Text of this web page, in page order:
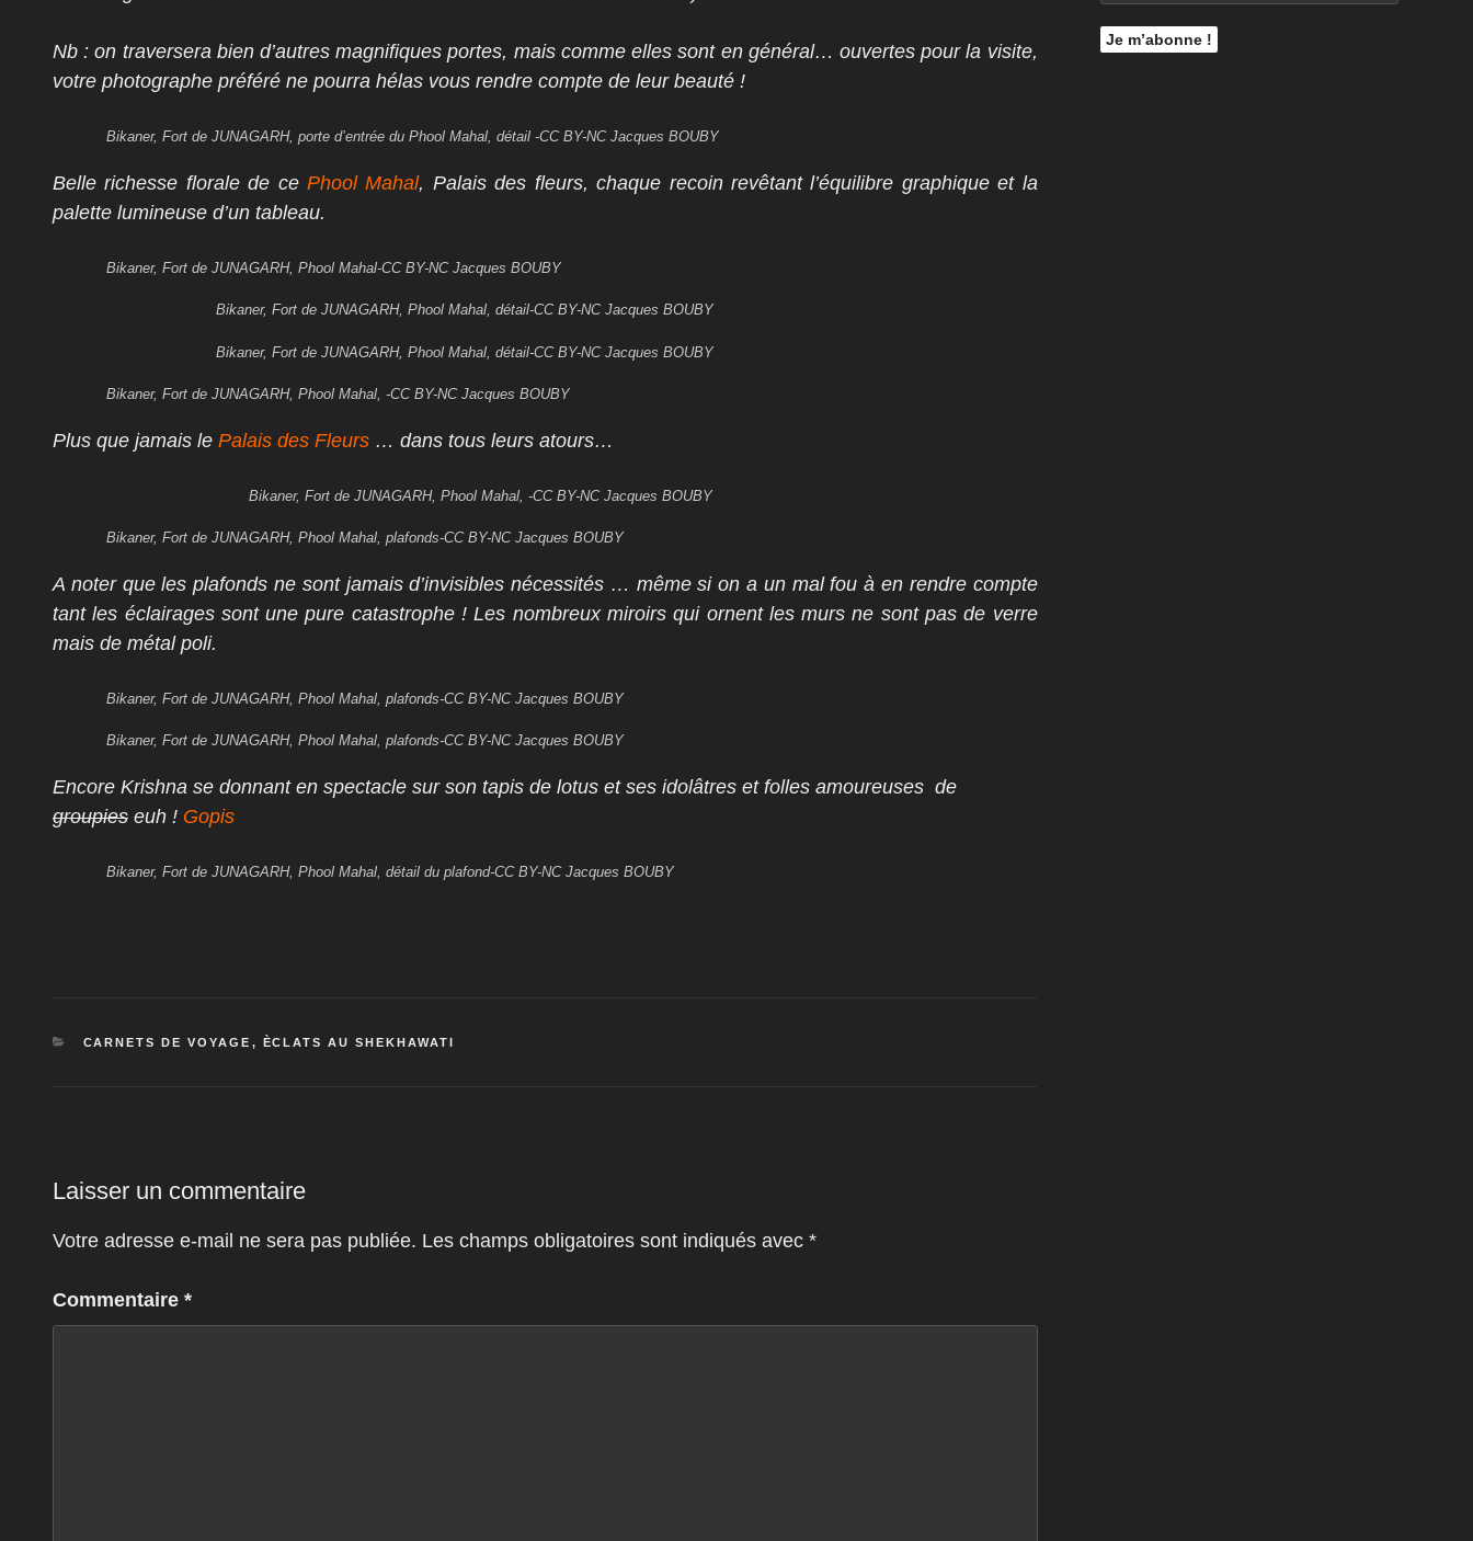
Nb : on traversera bien d’autres magnifiques portes, mais comme elles sont en général… ouvertes pour la visite,
votre photographe préféré ne pourra hélas vous rendre compte de leur beauté !
Bikaner, Fort de JUNAGARH, porte d’entrée du Phool Mahal, détail -CC BY-NC Jacques BOUBY
Belle richesse florale de cePhool Mahal, Palais des fleurs, chaque recoin revêtant l’équilibre graphique et la
palette lumineuse d’un tableau.
Bikaner, Fort de JUNAGARH, Phool Mahal-CC BY-NC Jacques BOUBY
Bikaner, Fort de JUNAGARH, Phool Mahal, détail-CC BY-NC Jacques BOUBY
Bikaner, Fort de JUNAGARH, Phool Mahal, détail-CC BY-NC Jacques BOUBY
Bikaner, Fort de JUNAGARH, Phool Mahal, -CC BY-NC Jacques BOUBY
Plus que jamais le Palais des Fleurs … dans tous leurs atours…
Bikaner, Fort de JUNAGARH, Phool Mahal, -CC BY-NC Jacques BOUBY
Bikaner, Fort de JUNAGARH, Phool Mahal, plafonds-CC BY-NC Jacques BOUBY
A noter que les plafonds ne sont jamais d’invisibles nécessités … même si on a un mal fou à en rendre compte
tant les éclairages sont une pure catastrophe ! Les nombreux miroirs qui ornent les murs ne sont pas de verre
mais de métal poli.
Bikaner, Fort de JUNAGARH, Phool Mahal, plafonds-CC BY-NC Jacques BOUBY
Bikaner, Fort de JUNAGARH, Phool Mahal, plafonds-CC BY-NC Jacques BOUBY
Encore Krishna se donnant en spectacle sur son tapis de lotus et ses idolâtres et folles amoureuses de
groupies euh ! Gopis
Bikaner, Fort de JUNAGARH, Phool Mahal, détail du plafond-CC BY-NC Jacques BOUBY
CATÉGORIES
CARNETS DE VOYAGE , ÈCLATS AU SHEKHAWATI
Laisser un commentaire
Votre adresse e-mail ne sera pas publiée. Les champs obligatoires sont indiqués avec *
Commentaire *